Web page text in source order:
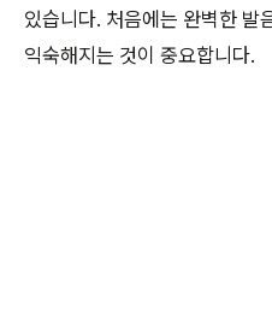
있습니다. 처음에는 완벽한 발
익숙해지는 것이 중요합니다.